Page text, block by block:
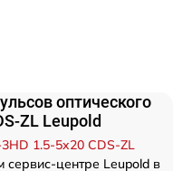
оптического
ZL Leupold
1.5-5x20 CDS-ZL
центре Leupold в